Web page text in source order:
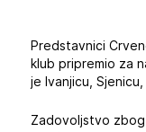
Predstavnici
klub pripremio za
je Ivanjicu,
Zadovoljstvo